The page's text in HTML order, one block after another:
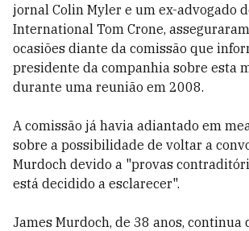
jornal Colin Myler e um ex-advogado
International Tom Crone,
ocasiões diante da comissão que
presidente da companhia sobre esta
durante uma reunião em 2008.
A comissão já havia adiantado em
sobre a possibilidade de voltar a
Murdoch devido a "provas
está decidido a esclarecer".
James Murdoch, de 38 anos, continua